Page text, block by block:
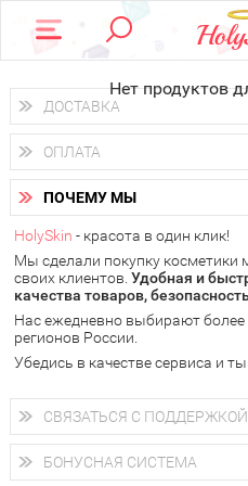
Нет продуктов
ДОСТАВКА
Доставка осуществляетсяпо
Вы можете выбрать доставку
получить заказ в пунктах
самовывоза.
В 20 городах России доставка
следующий день.
у Вас всегда есть
доставку от HolySkin.
подробнее об условиях
ОПЛАТА
Вы можете оплатить свой
наличными деньгами (
через интернет-банк (Альфа-
электронными способами.
ПОЧЕМУ МЫ
HolySkin - красота в один клик!
Мы сделали покупку косметики
своих клиентов. Удобная и
качества товаров,
Нас ежедневно выбирают более
регионов России.
Убедись в качестве сервиса и ты!
СВЯЗАТЬСЯ С ПОДДЕРЖКОЙ
+7 (800) 707-24-55
Мы будем рады ответить на все
магазина, проконсультировать
БОНУСНАЯ СИСТЕМА